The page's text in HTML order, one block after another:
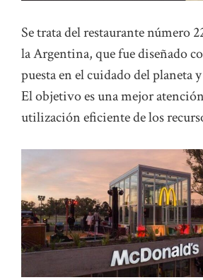
Se trata del restaurante número
la Argentina, que fue diseñado
puesta en el cuidado del planeta
El objetivo es una mejor
utilización eficiente de los